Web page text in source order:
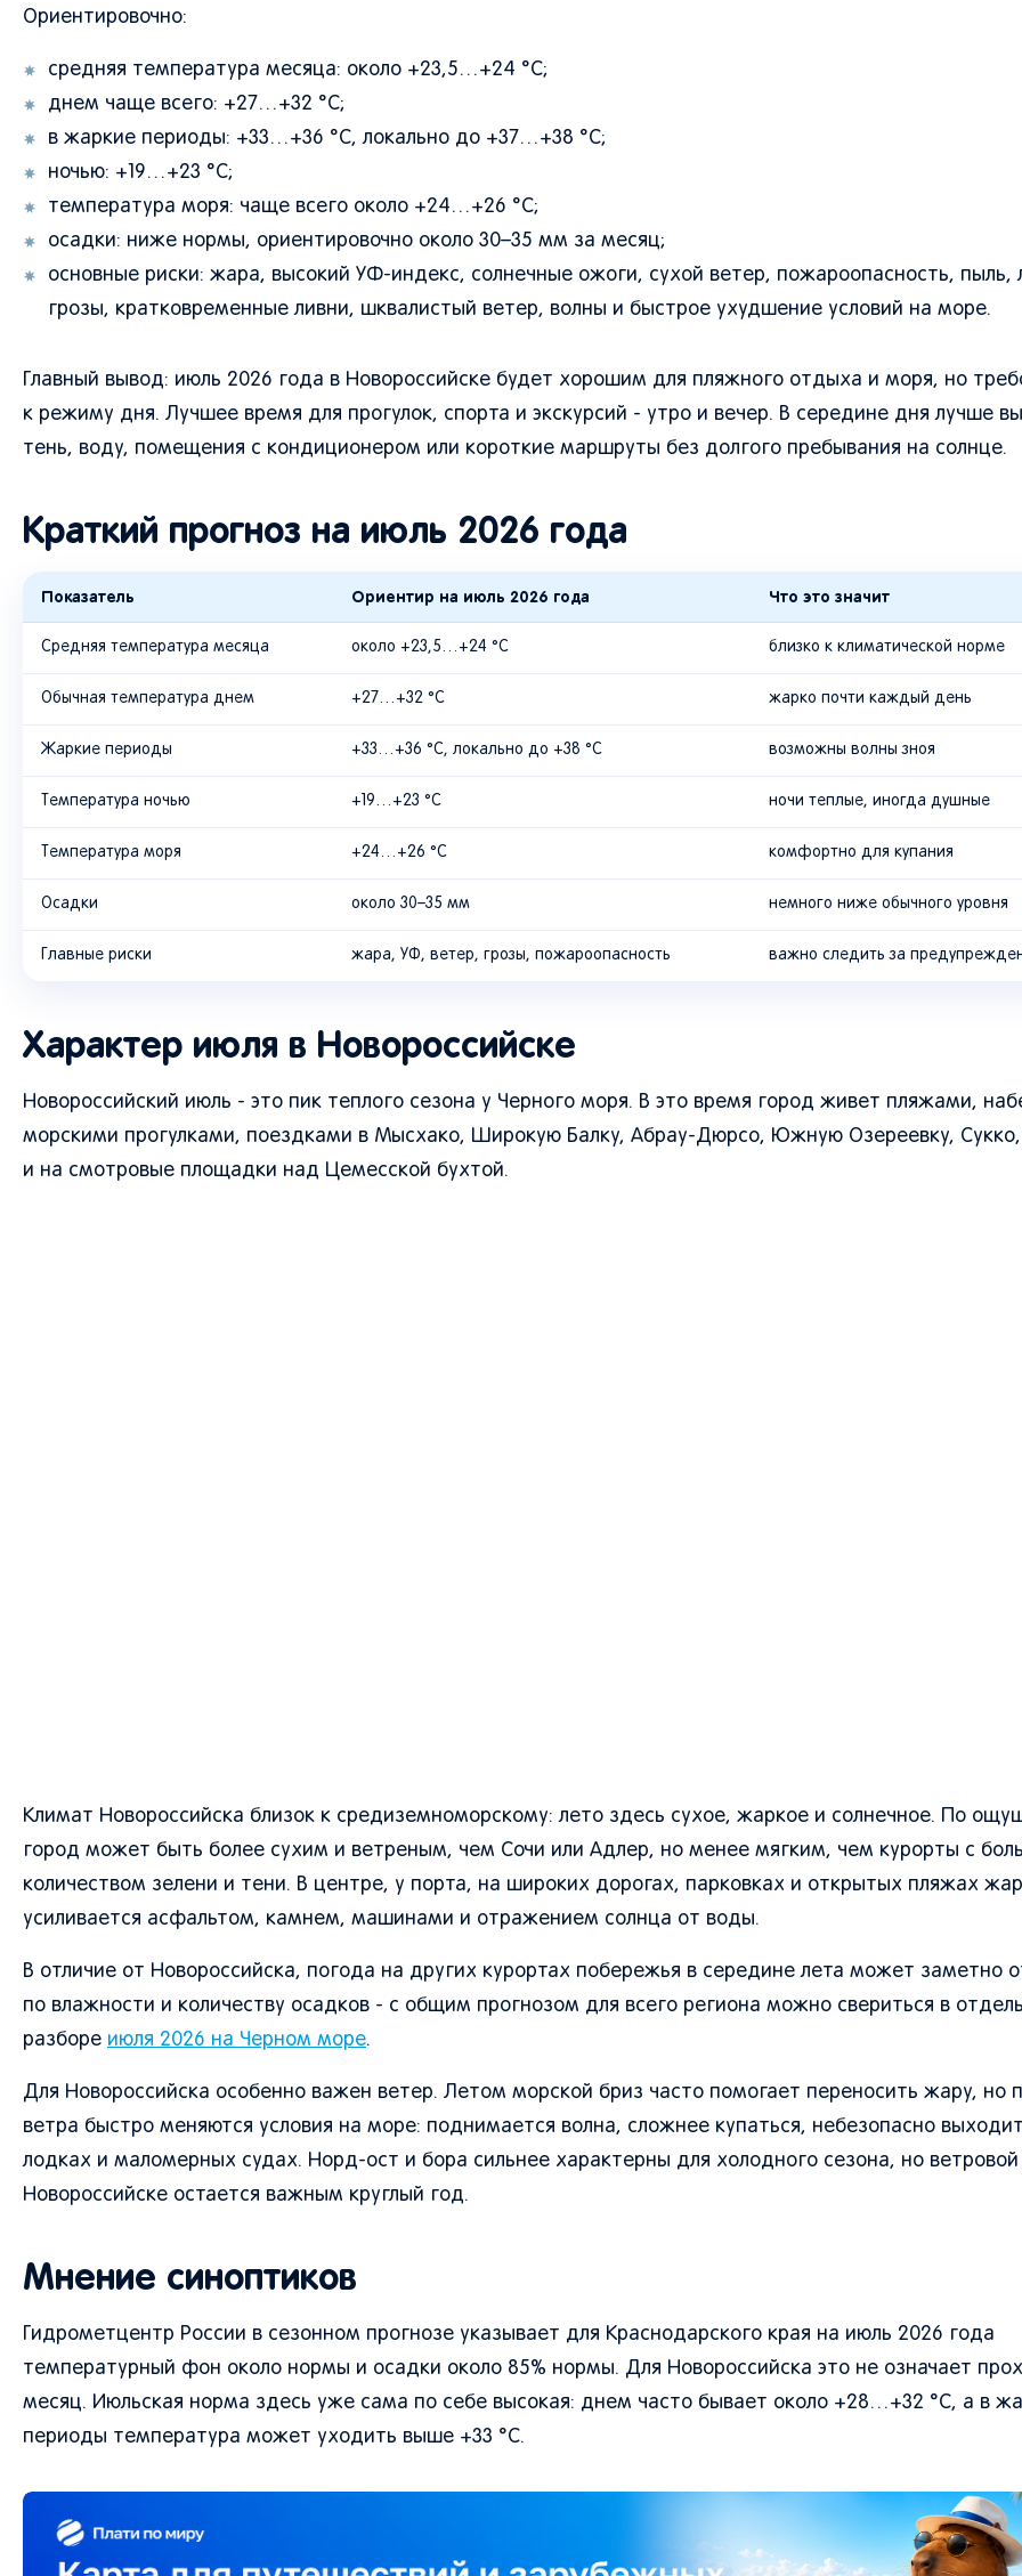
Ориентировочно:
средняя температура месяца: около +23,5…+24 °C;
днем чаще всего: +27…+32 °C;
в жаркие периоды: +33…+36 °C, локально до +37…+38 °C;
ночью: +19…+23 °C;
температура моря: чаще всего около +24…+26 °C;
осадки: ниже нормы, ориентировочно около 30–35 мм за месяц;
основные риски: жара, высокий УФ-индекс, солнечные ожоги, сухой ветер, пожароопасность, пыль,
грозы, кратковременные ливни, шквалистый ветер, волны и быстрое ухудшение условий на море.
Главный вывод: июль 2026 года в Новороссийске будет хорошим для пляжного отдыха и моря, но
к режиму дня. Лучшее время для прогулок, спорта и экскурсий - утро и вечер. В середине дня лучше
тень, воду, помещения с кондиционером или короткие маршруты без долгого пребывания на солнце.
Краткий прогноз на июль 2026 года
Показатель Ориентир на июль 2026 года Что это значит
Средняя температура месяца около +23,5…+24 °C близко к климатической норме
Обычная температура днем +27…+32 °C жарко почти каждый день
Жаркие периоды +33…+36 °C, локально до +38 °C возможны волны зноя
Температура ночью +19…+23 °C ночи теплые, иногда душные
Температура моря +24…+26 °C комфортно для купания
Осадки около 30–35 мм немного ниже обычного уровня
Главные риски жара, УФ, ветер, грозы, пожароопасность важно следить за
Характер июля в Новороссийске
Новороссийский июль - это пик теплого сезона у Черного моря. В это время город живет пляжами,
морскими прогулками, поездками в Мысхако, Широкую Балку, Абрау-Дюрсо, Южную Озереевку,
и на смотровые площадки над Цемесской бухтой.
Климат Новороссийска близок к средиземноморскому: лето здесь сухое, жаркое и солнечное. По
город может быть более сухим и ветреным, чем Сочи или Адлер, но менее мягким, чем курорты с
количеством зелени и тени. В центре, у порта, на широких дорогах, парковках и открытых пляжах
усиливается асфальтом, камнем, машинами и отражением солнца от воды.
В отличие от Новороссийска, погода на других курортах побережья в середине лета может заметно
по влажности и количеству осадков - с общим прогнозом для всего региона можно свериться в
разборе июля 2026 на Черном море.
Для Новороссийска особенно важен ветер. Летом морской бриз часто помогает переносить жару, но
ветра быстро меняются условия на море: поднимается волна, сложнее купаться, небезопасно
лодках и маломерных судах. Норд-ост и бора сильнее характерны для холодного сезона, но
Новороссийске остается важным круглый год.
Мнение синоптиков
Гидрометцентр России в сезонном прогнозе указывает для Краснодарского края на июль 2026 года
температурный фон около нормы и осадки около 85% нормы. Для Новороссийска это не означает
месяц. Июльская норма здесь уже сама по себе высокая: днем часто бывает около +28…+32 °C, а в
периоды температура может уходить выше +33 °C.